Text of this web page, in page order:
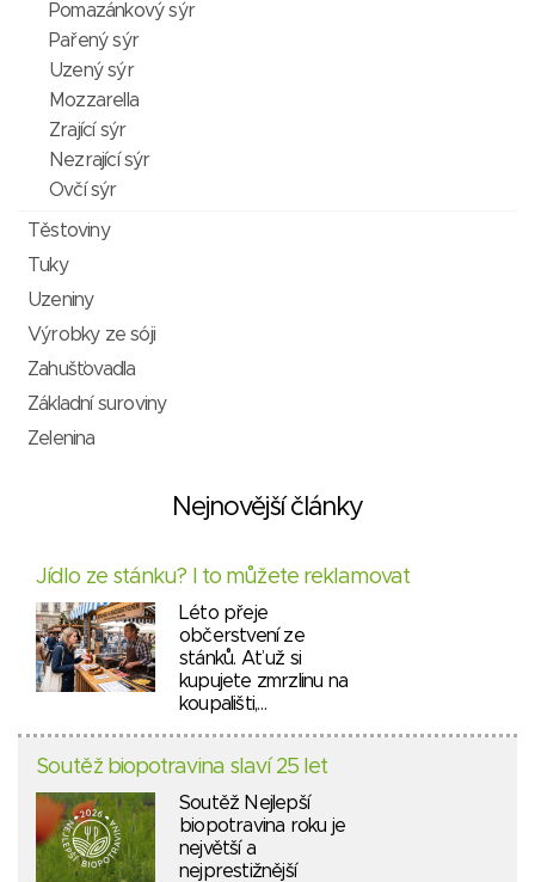
Pomazánkový sýr
Pařený sýr
Uzený sýr
Mozzarella
Zrající sýr
Nezrající sýr
Ovčí sýr
Těstoviny
Tuky
Uzeniny
Výrobky ze sóji
Zahušťovadla
Základní suroviny
Zelenina
Nejnovější články
Jídlo ze stánku? I to můžete reklamovat
Léto přeje
občerstvení ze
stánků. Ať už si
kupujete zmrzlinu na
koupališti,…
Soutěž biopotravina slaví 25 let
Soutěž Nejlepší
biopotravina roku je
největší a
nejprestižnější